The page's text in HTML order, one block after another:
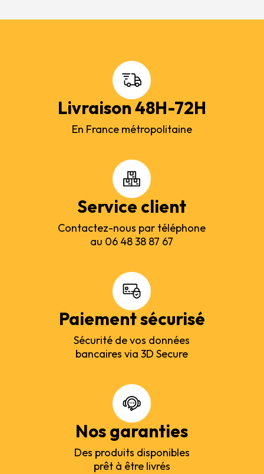
Livraison 48H-72H
En France métropolitaine
Service client
Contactez-nous par téléphone
au 06 48 38 87 67
Paiement sécurisé
Sécurité de vos données
bancaires via 3D Secure
Nos garanties
Des produits disponibles
prêt à être livrés